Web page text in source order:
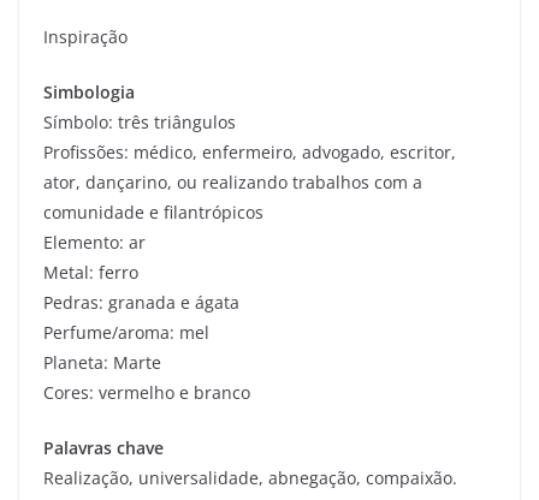
Inspiração
Simbologia
Símbolo: três triângulos
Profissões: médico, enfermeiro, advogado, escritor,
ator, dançarino, ou realizando trabalhos com a
comunidade e filantrópicos
Elemento: ar
Metal: ferro
Pedras: granada e ágata
Perfume/aroma: mel
Planeta: Marte
Cores: vermelho e branco
Palavras chave
Realização, universalidade, abnegação, compaixão.